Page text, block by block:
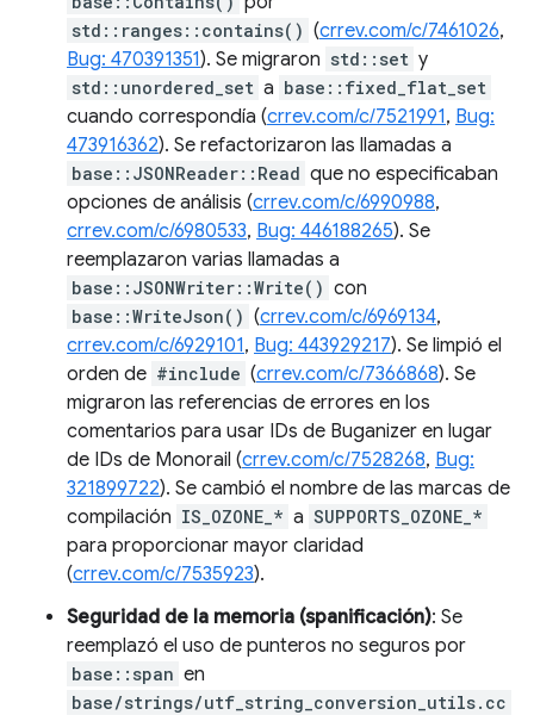
std::ranges::contains() (crrev.com/c/7461026,
Bug: 470391351). Se migraron std::set y
std::unordered_set a base::fixed_flat_set
cuando correspondía (crrev.com/c/7521991, Bug:
473916362). Se refactorizaron las llamadas a
base::JSONReader::Read que no especificaban
opciones de análisis (crrev.com/c/6990988,
crrev.com/c/6980533, Bug: 446188265). Se
reemplazaron varias llamadas a
base::JSONWriter::Write() con
base::WriteJson() (crrev.com/c/6969134,
crrev.com/c/6929101, Bug: 443929217). Se limpió el
orden de #include (crrev.com/c/7366868). Se
migraron las referencias de errores en los
comentarios para usar IDs de Buganizer en lugar
de IDs de Monorail (crrev.com/c/7528268, Bug:
321899722). Se cambió el nombre de las marcas de
compilación IS_OZONE_* a SUPPORTS_OZONE_*
para proporcionar mayor claridad
(crrev.com/c/7535923).
Seguridad de la memoria (spanificación): Se
reemplazó el uso de punteros no seguros por
base::span en
base/strings/utf_string_conversion_utils.cc